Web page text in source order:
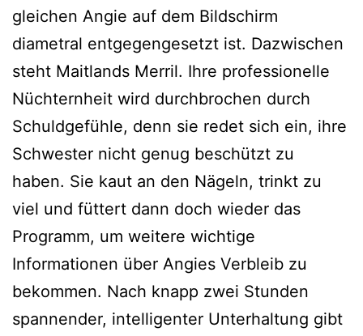
gleichen Angie auf dem Bildschirm
diametral entgegengesetzt ist. Dazwischen
steht Maitlands Merril. Ihre professionelle
Nüchternheit wird durchbrochen durch
Schuldgefühle, denn sie redet sich ein, ihre
Schwester nicht genug beschützt zu
haben. Sie kaut an den Nägeln, trinkt zu
viel und füttert dann doch wieder das
Programm, um weitere wichtige
Informationen über Angies Verbleib zu
bekommen. Nach knapp zwei Stunden
spannender, intelligenter Unterhaltung gibt